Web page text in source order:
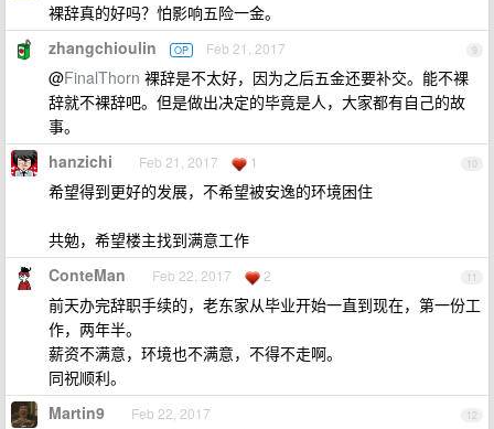
裸辞真的好吗？怕影响五险一金。
9
zhangchioulin OP Feb 21, 2017
@FinalThorn 裸辞是不太好，因为之后五金还要补交。能不裸
辞就不裸辞吧。但是做出决定的毕竟是人，大家都有自己的故
事。
10
hanzichi Feb 21, 2017 1
希望得到更好的发展，不希望被安逸的环境困住
共勉，希望楼主找到满意工作
11
ConteMan Feb 22, 2017 2
前天办完辞职手续的，老东家从毕业开始一直到现在，第一份工
作，两年半。
薪资不满意，环境也不满意，不得不走啊。
同祝顺利。
12
Martin9 Feb 22, 2017